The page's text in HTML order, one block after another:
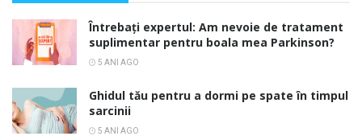
Întrebați expertul: Am nevoie de tratament
suplimentar pentru boala mea Parkinson?
5 ANI AGO
Ghidul tău pentru a dormi pe spate în timpul
sarcinii
5 ANI AGO